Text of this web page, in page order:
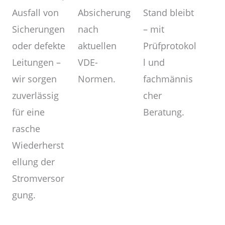
Ausfall von
Sicherungen
oder defekte
Leitungen –
wir sorgen
zuverlässig
für eine
rasche
Wiederherst
ellung der
Stromversor
gung.
Absicherung
nach
aktuellen
VDE-
Normen.
Stand bleibt
– mit
Prüfprotokol
l und
fachmännis
cher
Beratung.